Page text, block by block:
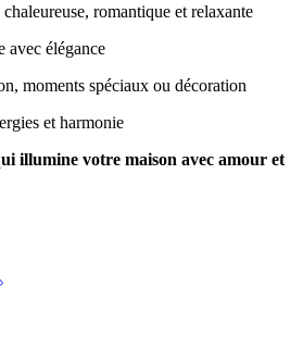
romantique et relaxante
avec élégance
moments spéciaux ou décoration
et harmonie
illumine votre maison avec amour et